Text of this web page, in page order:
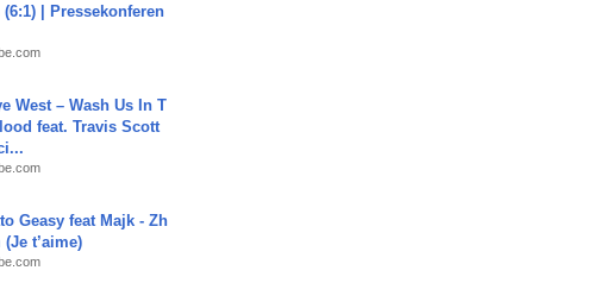
(6:1) | Pressekonferen
West – Wash Us In T
feat. Travis Scott
Geasy feat Majk - Zh
(Je t’aime)